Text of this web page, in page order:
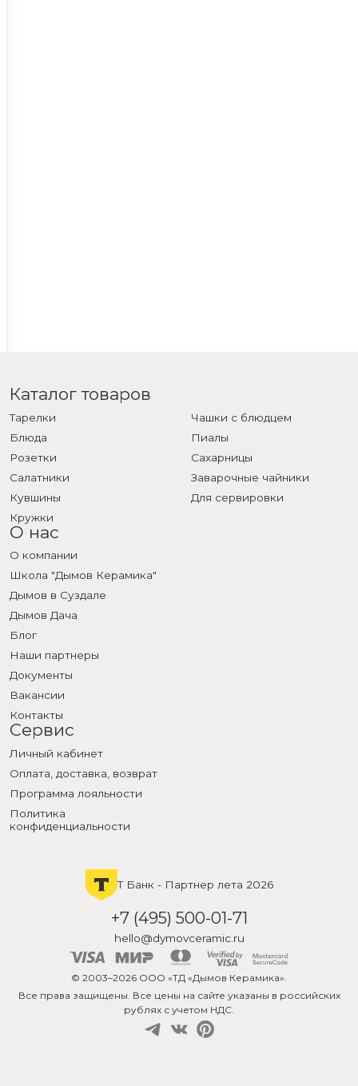
Каталог товаров
Тарелки
Блюда
Розетки
Салатники
Кувшины
Кружки
Чашки с блюдцем
Пиалы
Сахарницы
Заварочные чайники
Для сервировки
О нас
О компании
Школа "Дымов Керамика"
Дымов в Суздале
Дымов Дача
Блог
Наши партнеры
Документы
Вакансии
Контакты
Сервис
Личный кабинет
Оплата, доставка, возврат
Программа лояльности
Политика
конфиденциальности
Т Банк - Партнер лета 2026
+7 (495) 500-01-71
hello@dymovceramic.ru
© 2003–2026 ООО «ТД «Дымов Керамика».
Все права защищены. Все цены на сайте указаны в российских
рублях с учетом НДС.